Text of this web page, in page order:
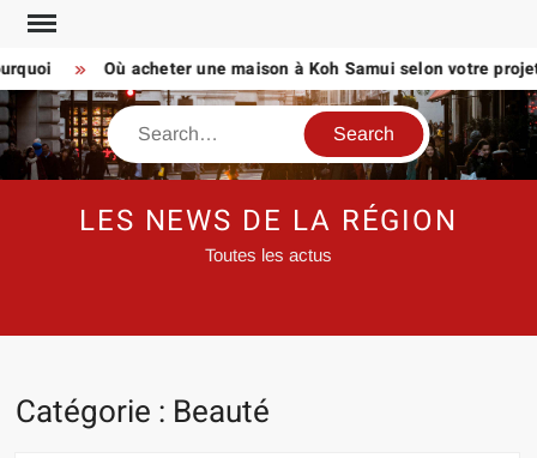
Skip
content
Où acheter une maison à Koh Samui selon votre projet
Search
LES NEWS DE LA RÉGION
Toutes les actus
Catégorie : Beauté